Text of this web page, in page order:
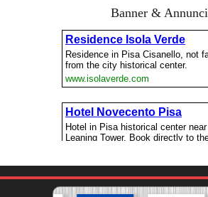
Banner & Annunci